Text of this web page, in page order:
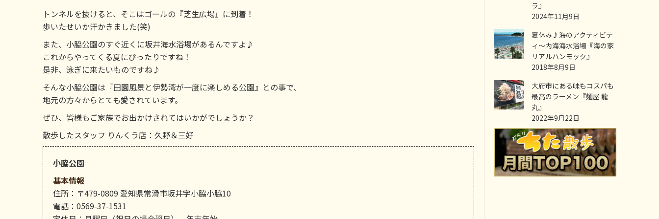
トンネルを抜けると、そこはゴールの『芝生広場』に到着！
歩いたせいか汗かきました(笑)
また、小脇公園のすぐ近くに坂井海水浴場があるんですよ♪
これからやってくる夏にぴったりですね！
是非、泳ぎに来たいものですね♪
そんな小脇公園は『田園風景と伊勢湾が一度に楽しめる公園』との事で、
地元の方々からとても愛されています。
ぜひ、皆様もご家族でお出かけされてはいかがでしょうか？
散歩したスタッフ りんくう店：久野＆三好
小脇公園
基本情報
住所：〒479-0809 愛知県常滑市坂井字小脇小脇10
電話：0569-37-1531
ラ』
2024年11月9日
夏休み♪海のアクティビテ
ィ～内海海水浴場『海の家
リアルハンモック』
2018年8月9日
大府市にある味もコスパも
最高のラーメン『麵屋 龍
丸』
2022年9月22日